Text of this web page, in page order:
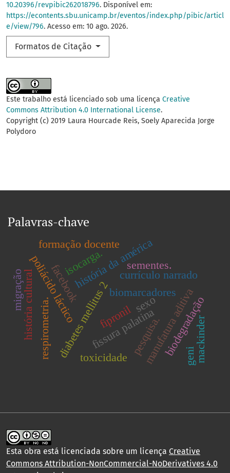
10.20396/revpibic262018796. Disponível em:
https://econtents.sbu.unicamp.br/eventos/index.php/pibic/articl
e/view/796. Acesso em: 10 ago. 2026.
Formatos de Citação
Este trabalho está licenciado sob uma licença Creative
Commons Attribution 4.0 International License.
Copyright (c) 2019 Laura Hourcade Reis, Soely Aparecida Jorge
Polydoro
Palavras-chave
diabetes mellitus 2biomarcadores
sexo
fissura palatinamanufatura aditiva
poliácido lácticohistória da américa
história cultural fipronil biodegradação
respirometria.
facebook currículo narrado
mackinder
formação docente
pesquisa.
toxicidade
sementes.
migração
isocarga.
geni
Esta obra está licenciada sobre um licença Creative
Commons Attribution-NonCommercial-NoDerivatives 4.0